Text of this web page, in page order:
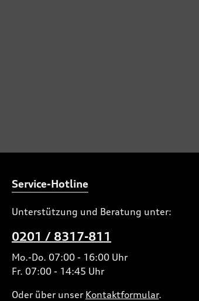
Service-Hotline
Unterstützung und Beratung unter:
0201 / 8317-811
Mo.-Do. 07:00 - 16:00 Uhr
Fr. 07:00 - 14:45 Uhr
Oder über unser Kontaktformular.